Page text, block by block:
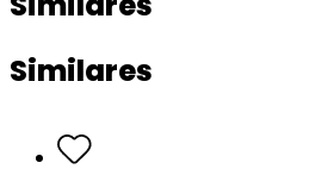
Similares